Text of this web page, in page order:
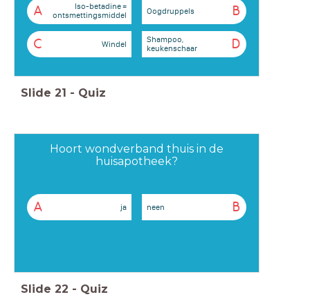
A
Iso-betadine =
ontsmettingsmiddel
B
Oogdruppels
C Windel D
Shampoo,
keukenschaar
Slide 21 - Quiz
Hoort wondverband thuis in de
huisapotheek?
A ja B
neen
Slide 22 - Quiz